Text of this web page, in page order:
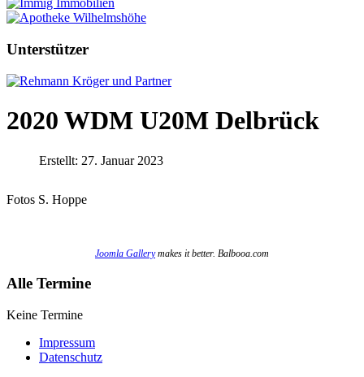
Unterstützer
2020 WDM U20M Delbrück
Erstellt: 27. Januar 2023
Fotos S. Hoppe
Joomla Gallerymakes it better. Balbooa.com
Alle Termine
Keine Termine
Impressum
Datenschutz